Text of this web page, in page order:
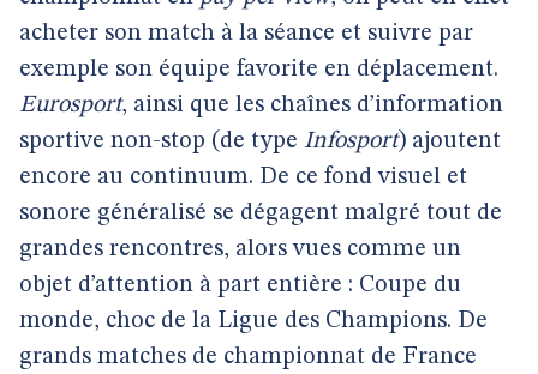
acheter son match à la séance et suivre par
exemple son équipe favorite en déplacement.
Eurosport, ainsi que les chaînes d’information
sportive non-stop (de type Infosport) ajoutent
encore au continuum. De ce fond visuel et
sonore généralisé se dégagent malgré tout de
grandes rencontres, alors vues comme un
objet d’attention à part entière : Coupe du
monde, choc de la Ligue des Champions. De
grands matches de championnat de France